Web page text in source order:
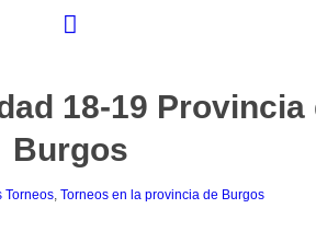
18-19 Provincia
Burgos
Torneos, Torneos en la provincia de Burgos